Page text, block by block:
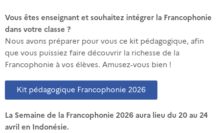
2 events
SMK Telkom Makassar
1 events
2 events
Vous êtes enseignant et souhaitez intégrer la Francophonie
dans votre classe ?
Nous avons préparer pour vous ce kit pédagogique, afin
que vous puissiez faire découvrir la richesse de la
Francophonie à vos élèves. Amusez-vous bien !
Kit pédagogique Francophonie 2026
La Semaine de la Francophonie 2026 aura lieu du 20 au 24
avril en Indonésie.